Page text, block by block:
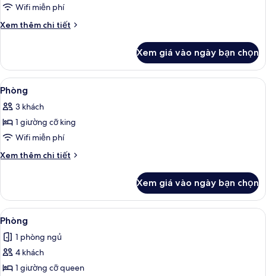
Wifi miễn phí
Xem thêm chi tiết
Chi
Phòng
Xem giá vào ngày bạn chọn
Xem
tất
cả
ảnh
Phòng
Phòng | Phòng tắm | Đồ dùng nhà
2
Phòng
3 khách
1 giường cỡ king
Wifi miễn phí
Xem thêm chi tiết
Chi
Phòng
Xem giá vào ngày bạn chọn
Xem
tất
cả
ảnh
Phòng
Phòng | Bàn, màn/rèm cản sáng,
1
Phòng
1 phòng ngủ
4 khách
1 giường cỡ queen